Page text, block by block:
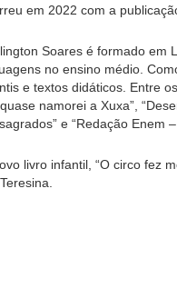
em 2022 com a
Soares é formado em
no ensino médio.
e textos didáticos. Entre
namorei a Xuxa”,
e “Redação Enem
livro infantil, “O circo fez